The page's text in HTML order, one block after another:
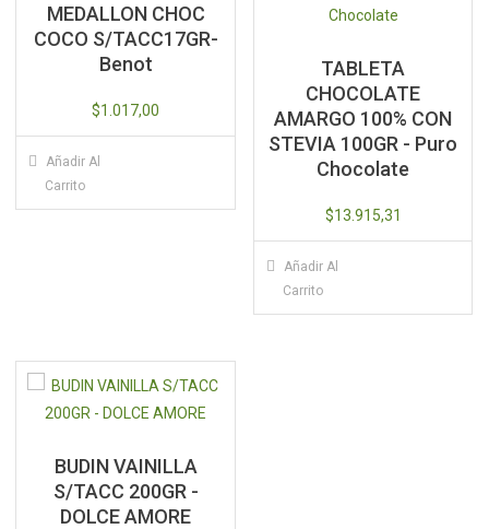
MEDALLON CHOC
COCO S/TACC17GR-
Benot
$1.017,00
Añadir Al
Carrito
TABLETA
CHOCOLATE
AMARGO 100% CON
STEVIA 100GR - Puro
Chocolate
$13.915,31
Añadir Al
Carrito
BUDIN VAINILLA
S/TACC 200GR -
DOLCE AMORE